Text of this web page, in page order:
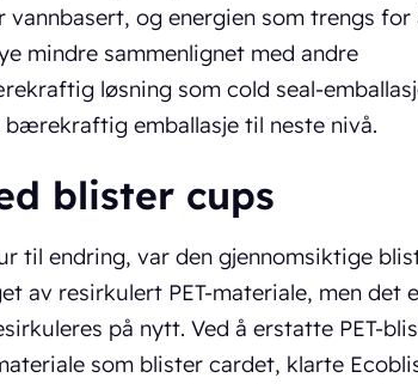
vannbasert, og energien som trengs for
mindre sammenlignet med andre
løsning som cold seal-
emballasje til neste nivå.
blister cups
til endring, var den gjennomsiktige
av resirkulert PET-materiale, men det
på nytt. Ved å erstatte PET-
som blister cardet, klarte